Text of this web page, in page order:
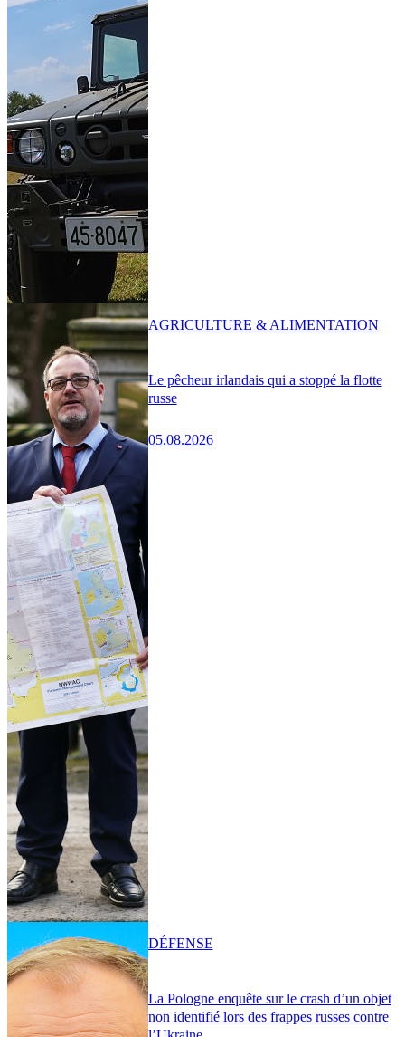
Le pêcheur irlandais qui a stoppé la flotte
russe
05.08.2026
AGRICULTURE & ALIMENTATION
La Pologne enquête sur le crash d’un objet
non identifié lors des frappes russes contre
DÉFENSE